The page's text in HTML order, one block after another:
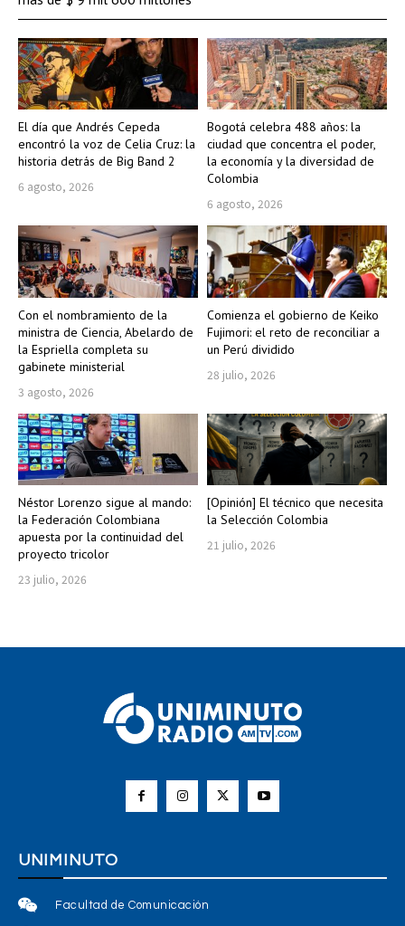
El día que Andrés Cepeda
encontró la voz de Celia Cruz: la
historia detrás de Big Band 2
6 agosto, 2026
Bogotá celebra 488 años: la
ciudad que concentra el poder,
la economía y la diversidad de
Colombia
6 agosto, 2026
Con el nombramiento de la
ministra de Ciencia, Abelardo de
la Espriella completa su
gabinete ministerial
3 agosto, 2026
Comienza el gobierno de Keiko
Fujimori: el reto de reconciliar a
un Perú dividido
28 julio, 2026
Néstor Lorenzo sigue al mando:
la Federación Colombiana
apuesta por la continuidad del
proyecto tricolor
23 julio, 2026
[Opinión] El técnico que necesita
la Selección Colombia
21 julio, 2026
UNIMINUTO
Facultad de Comunicación